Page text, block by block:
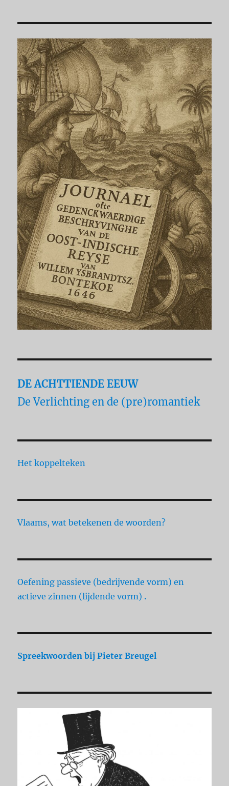
DE ACHTTIENDE EEUW
De Verlichting en de (pre)romantiek
Het koppelteken
Vlaams, wat betekenen de woorden?
Oefening passieve (bedrijvende vorm) en
actieve zinnen (lijdende vorm) .
Spreekwoorden bij Pieter Breugel